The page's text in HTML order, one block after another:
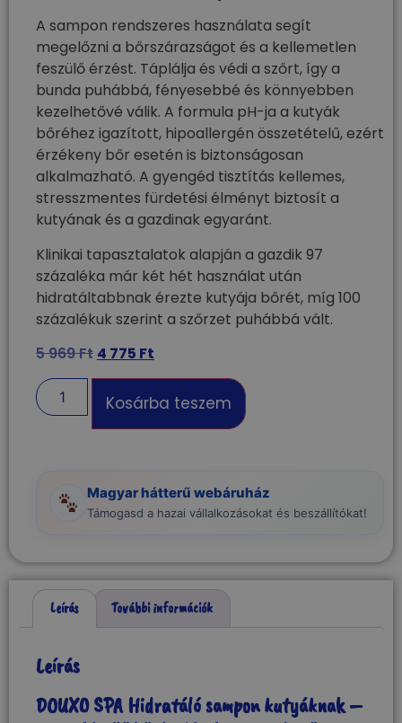
A sampon rendszeres használata segít
megelőzni a bőrszárazságot és a kellemetlen
feszülő érzést. Táplálja és védi a szőrt, így a
bunda puhábbá, fényesebbé és könnyebben
kezelhetővé válik. A formula pH-ja a kutyák
bőréhez igazított, hipoallergén összetételű, ezért
érzékeny bőr esetén is biztonságosan
alkalmazható. A gyengéd tisztítás kellemes,
stresszmentes fürdetési élményt biztosít a
kutyának és a gazdinak egyaránt.
Klinikai tapasztalatok alapján a gazdik 97
százaléka már két hét használat után
hidratáltabbnak érezte kutyája bőrét, míg 100
százalékuk szerint a szőrzet puhábbá vált.
5 969Ft 4 775 Ft
Kosárba teszem
Magyar hátterű webáruház
Támogasd a hazai vállalkozásokat és beszállítókat!
Leírás További információk
Leírás
DOUXO SPA Hidratáló sampon kutyáknak –